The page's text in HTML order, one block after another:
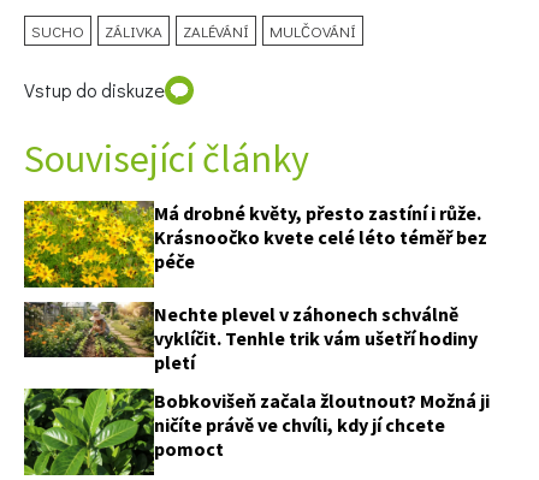
SUCHO ZÁLIVKA ZALÉVÁNÍ MULČOVÁNÍ
Vstup do diskuze
Související články
Má drobné květy, přesto zastíní i růže.
Krásnoočko kvete celé léto téměř bez
péče
Nechte plevel v záhonech schválně
vyklíčit. Tenhle trik vám ušetří hodiny
pletí
Bobkovišeň začala žloutnout? Možná ji
ničíte právě ve chvíli, kdy jí chcete
pomoct